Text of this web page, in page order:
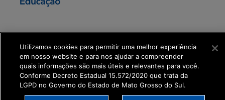
Executiva de
Transformação Digital
get_footer();
Utilizamos cookies para permitir uma melhor experiência
em nosso website e para nos ajudar a compreender
quais informações são mais úteis e relevantes para você.
Conforme Decreto Estadual 15.572/2020 que trata da
LGPD no Governo do Estado de Mato Grosso do Sul.